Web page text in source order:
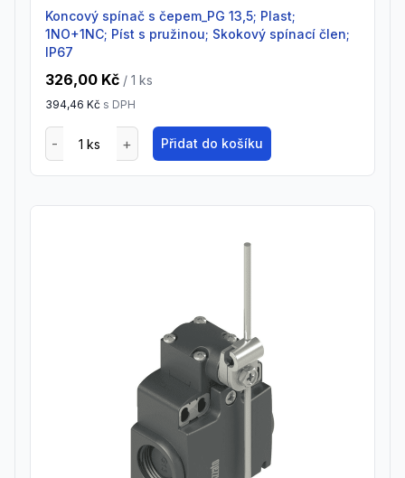
Koncový spínač s čepem_PG 13,5; Plast;
1NO+1NC; Píst s pružinou; Skokový spínací člen;
IP67
326,00 Kč / 1 ks
394,46 Kč s DPH
Přidat do košíku